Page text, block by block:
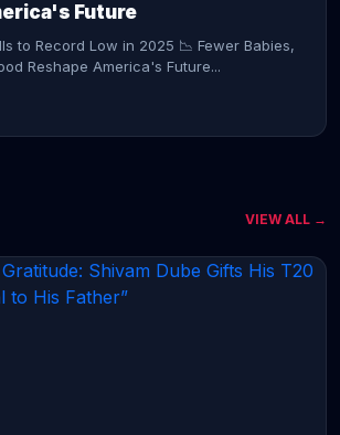
Future
to Record Low in 2025 📉 Fewer Babies,
Reshape America's Future...
VIEW ALL →